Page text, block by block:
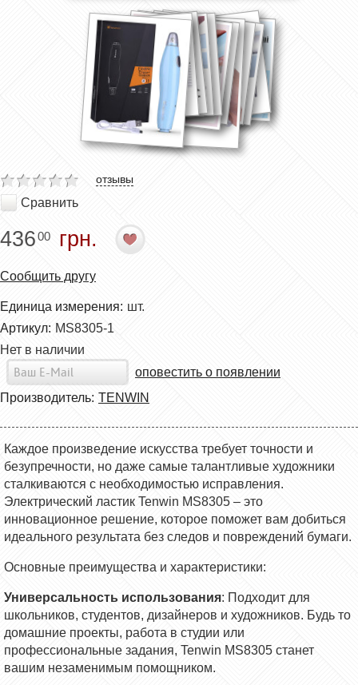
отзывы
Сравнить
43600 грн.
Сообщить другу
Единица измерения: шт.
Артикул: MS8305-1
Нет в наличии
оповестить о появлении
Производитель: TENWIN
Каждое произведение искусства требует точности и
безупречности, но даже самые талантливые художники
сталкиваются с необходимостью исправления.
Электрический ластик Tenwin MS8305 – это
инновационное решение, которое поможет вам добиться
идеального результата без следов и повреждений бумаги.
Основные преимущества и характеристики:
Универсальность использования: Подходит для
школьников, студентов, дизайнеров и художников. Будь то
домашние проекты, работа в студии или
профессиональные задания, Tenwin MS8305 станет
вашим незаменимым помощником.